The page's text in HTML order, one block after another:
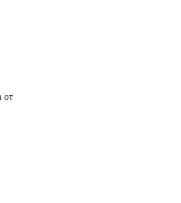
от